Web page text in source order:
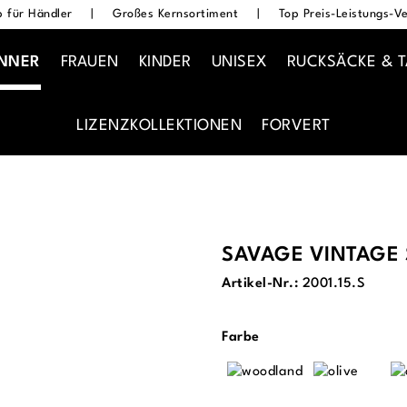
für Händler Großes Kernsortiment Top Preis-Leistungs-
FRAUEN KINDER UNISEX RUCKSÄCKE &
LIZENZKOLLEKTIONEN FORVERT
SAVAGE VINTAGE
Artikel-Nr.: 2001.15.S
Farbeauswählen